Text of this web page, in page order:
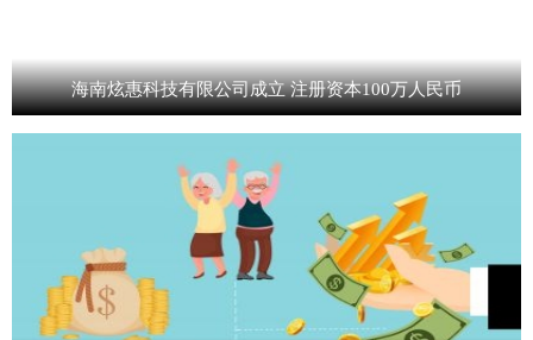
海南炫惠科技有限公司成立 注册资本100万人民币